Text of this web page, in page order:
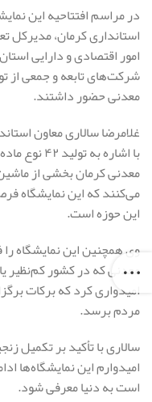
در مراسم افتتاحیه این
استانداری کرمان، مدیرکل
امور اقتصادی و دارایی
شرکت‌های تابعه و جمعی از
معدنی حضور داشتند.
غلامرضا سالاری معاون
با اشاره
معدنی کرمان بخشی‌ از
می‌کنند که این نمایشگاه
این حوزه است.
وی همچنین این نمایشگاه
معدنی که در کشور کم‌نظیر
امیدواری کرد که برکات
مردم برسد.
سالاری با تأکید بر تکمیل
امیدوارم این نمایشگاه‌ها
است به دنیا معرفی شود.